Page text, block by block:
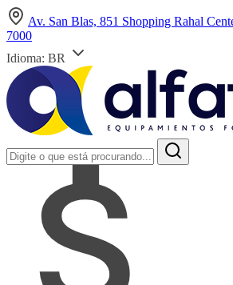
Av. San Blas, 851 Shopping Rahal
7000
Idioma: BR